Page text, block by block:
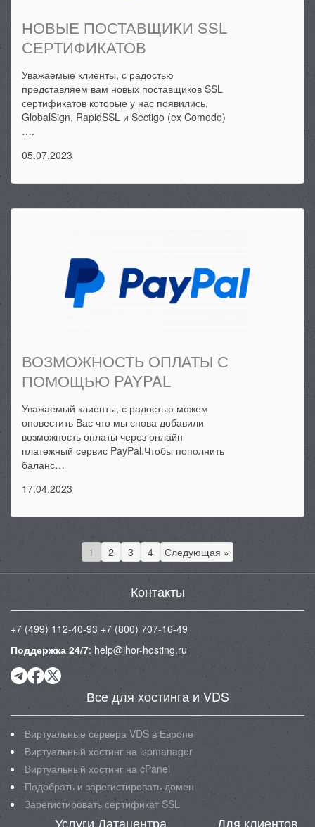
НОВЫЕ ПОСТАВЩИКИ SSL
СЕРТИФИКАТОВ
Уважаемые клиенты, с радостью
представляем вам новых поставщиков SSL
сертификатов которые у нас появились,
GlobalSign, RapidSSL и Sectigo (ex Comodo)
….
05.07.2023
ВОЗМОЖНОСТЬ ОПЛАТЫ С
ПОМОЩЬЮ PAYPAL
Уважаемый клиенты, с радостью можем
оповестить Вас что мы снова добавили
возможность оплаты через онлайн
платежный сервис PayPal.Чтобы пополнить
баланс…
17.04.2023
1 2 3 4 Следующая »
Контакты
+7 (499) 112-40-93 +7 (800) 707-16-49
Поддержка 24/7: help@ihor-hosting.ru
Все для хостинга и VDS
Виртуальные сервера VDS в Европе
Виртуальный хостинг на ispmanager
Виртуальный хостинг на cPanel
Подобрать и зарегистировать домен
Зарегистировать сертификат SSL
Услуги Датацентра Для клиентов